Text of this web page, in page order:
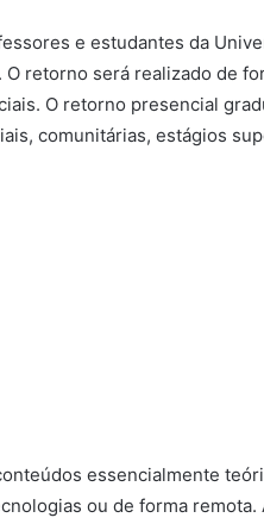
e estudantes da
O retorno será realizado de
O retorno presencial
comunitárias, estágios
essencialmente
ou de forma remota.